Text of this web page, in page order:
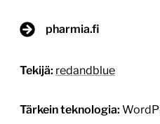
pharmia.fi
Tekijä: redandblue
Tärkein teknologia: